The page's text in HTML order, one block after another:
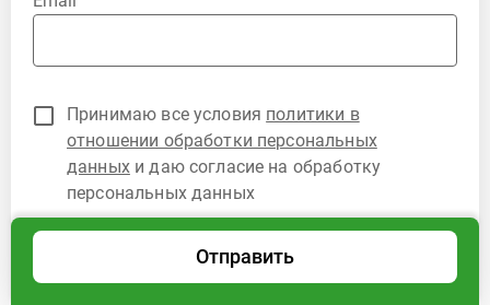
Принимаю все условия политики в
отношении обработки персональных
данныхи даю согласие на обработку
персональных данных
Отправить